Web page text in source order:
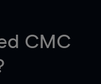
CMC